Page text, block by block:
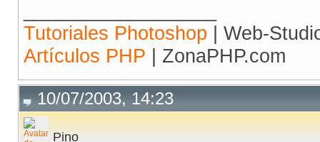
Tutoriales Photoshop | Web-
Artículos PHP | ZonaPHP.com
10/07/2003, 14:23
Pino